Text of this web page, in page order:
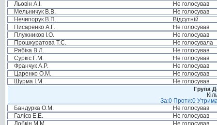
Льовін А.І.
Не голосував
Мельничук В.В.
Не голосував
Нечипорук В.П.
Відсутній
Писаренко А.Г.
Не голосував
Плужников І.О.
Не голосував
Прошкуратова Т.С.
Не голосувала
Рябіка В.Л.
Не голосував
Суркіс Г.М.
Не голосував
Франчук А.Р.
Не голосував
Царенко О.М.
Не голосував
Шурма І.М.
Не голосував
Група
За:0 Проти:0
Бандурка О.М.
Не голосував
Галієв Е.Е.
Не голосував
Добкін М.М.
Не голосував